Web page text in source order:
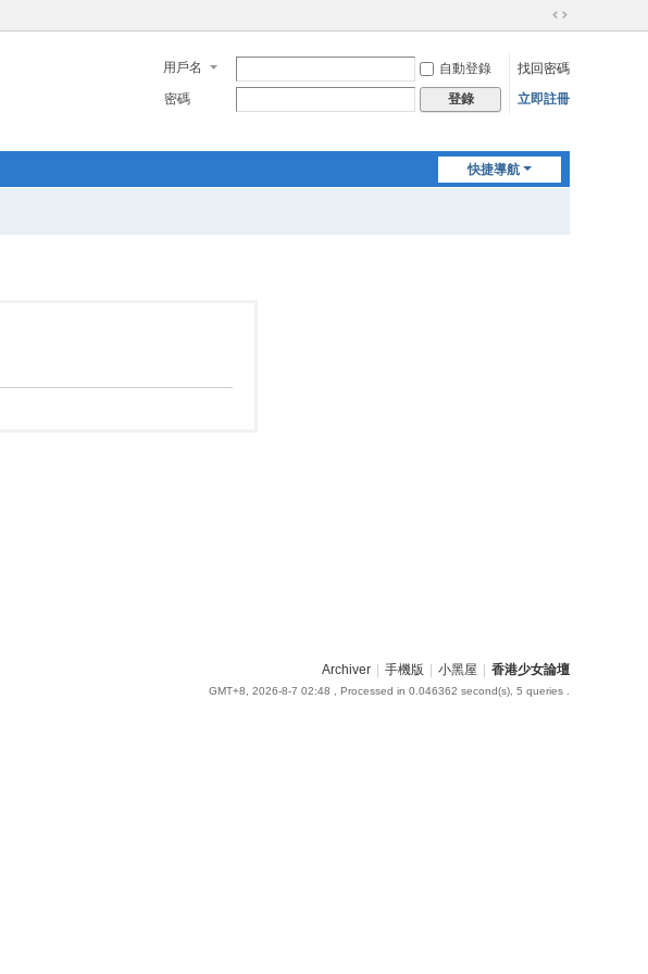
切
到
寬
用戶名 自動登錄
找回密碼
密碼
登錄 立即註冊
快捷導航
Archiver 手機版 小黑屋 香港少女論壇
GMT+8, 2026-8-7 02:48 , Processed in 0.046362 second(s), 5 queries .